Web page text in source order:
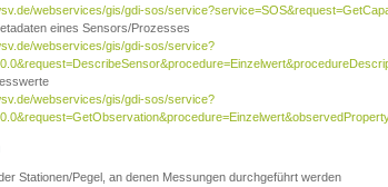
webservices/gis/gdi-sos/
eines Sensors/Prozesses
webservices/gis/gdi-sos/service?
webservices/gis/gdi-sos/service?
Stationen/Pegel, an denen Messungen durchgeführt werden